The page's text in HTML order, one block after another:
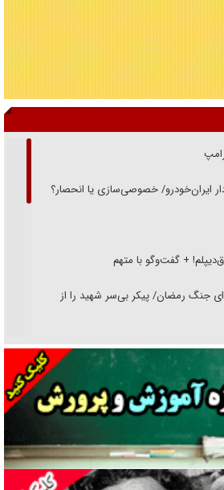
ایران‌خودرو/ خصوصی‌سازی یا انحصار؟
+ گفت‌وگو با متهم
جنگ رمضان/ پیکر بی‌سر شهید را از
مخالفان مکانت معنوی رهبر شهید را